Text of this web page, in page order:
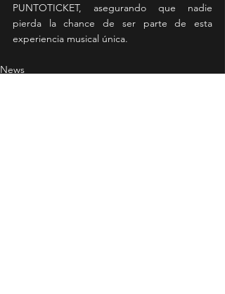
PUNTOTICKET, asegurando que nadie
pierda la chance de ser parte de esta
experiencia musical única.
News